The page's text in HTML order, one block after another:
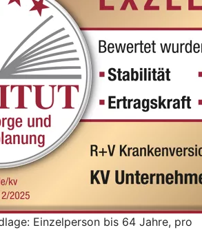
Einzelperson bis 64 Jahre, pro